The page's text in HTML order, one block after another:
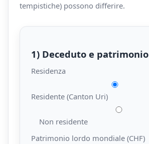
tempistiche) possono differire.
1) Deceduto e patrimonio
Residenza
Residente (Canton Uri)
Non residente
Patrimonio lordo mondiale (CHF)